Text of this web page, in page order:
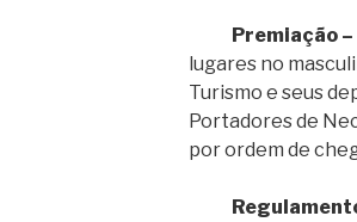
Premiação –
lugares no
Turismo e seus
Portadores de
por ordem de
R